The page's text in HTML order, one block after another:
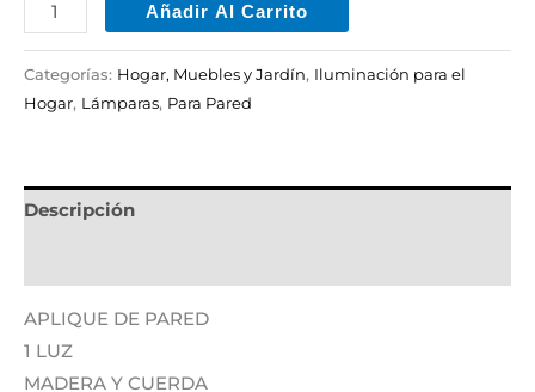
Añadir Al Carrito
Categorías: Hogar, Muebles y Jardín, Iluminación para el
Hogar, Lámparas, Para Pared
Descripción
APLIQUE DE PARED
1 LUZ
MADERA Y CUERDA